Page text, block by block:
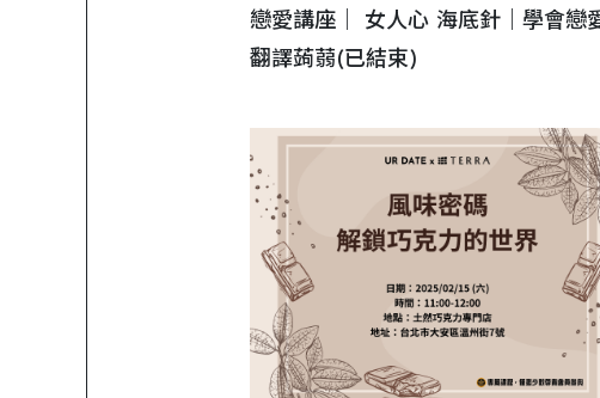
戀愛講座｜ 女人心 海底針｜學會戀
翻譯蒟蒻(已結束)